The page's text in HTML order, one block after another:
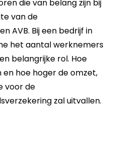
die van belang zijn bij
van de
AVB. Bij een bedrijf in
het aantal werknemers
belangrijke rol. Hoe
hoe hoger de omzet,
voor de
zal uitvallen.